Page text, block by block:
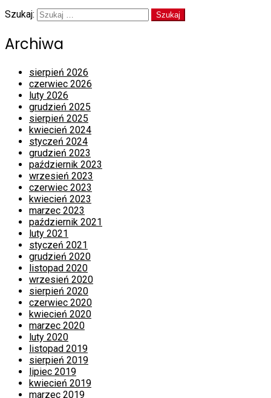
Szukaj:
Archiwa
sierpień 2026
czerwiec 2026
luty 2026
grudzień 2025
sierpień 2025
kwiecień 2024
styczeń 2024
grudzień 2023
październik 2023
wrzesień 2023
czerwiec 2023
kwiecień 2023
marzec 2023
październik 2021
luty 2021
styczeń 2021
grudzień 2020
listopad 2020
wrzesień 2020
sierpień 2020
czerwiec 2020
kwiecień 2020
marzec 2020
luty 2020
listopad 2019
sierpień 2019
lipiec 2019
kwiecień 2019
marzec 2019